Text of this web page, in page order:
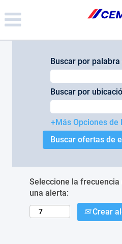
note:
This
Buscar por palabra
Buscar por
+Más Opciones de
Seleccione la
una alerta:
Crear